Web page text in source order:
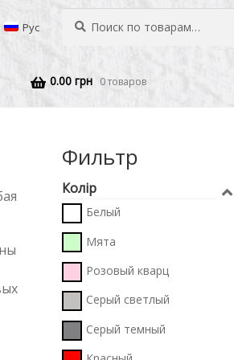
Искать:
Поиск
Рус
0.00грн 0 товаров
Фильтр
Колір
Белый
Мята
Розовый кварц
Серый светлый
Серый темный